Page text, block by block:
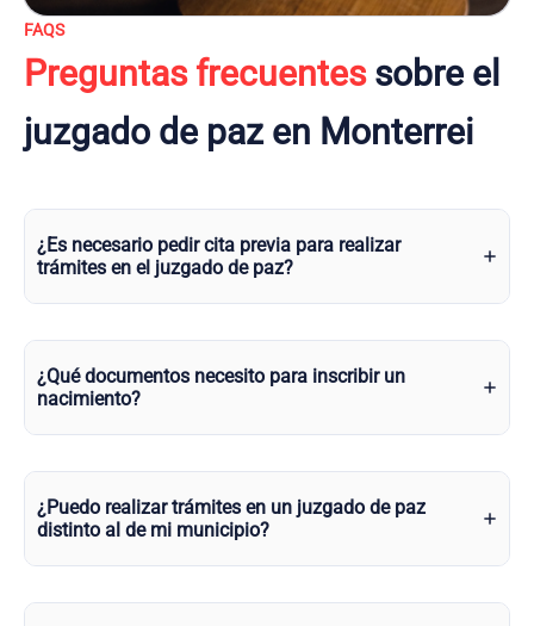
FAQS
Preguntas frecuentessobre el
juzgado de paz en Monterrei
¿Es necesario pedir cita previa para realizar
trámites en el juzgado de paz?
¿Qué documentos necesito para inscribir un
nacimiento?
¿Puedo realizar trámites en un juzgado de paz
distinto al de mi municipio?